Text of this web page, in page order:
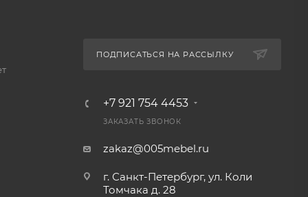
ПОДПИСАТЬСЯ НА РАССЫЛКУ
+7 921 754 4453
ЗАКАЗАТЬ ЗВОНОК
zakaz@005mebel.ru
г. Санкт-Петербург, ул. Коли
Томчака д. 28